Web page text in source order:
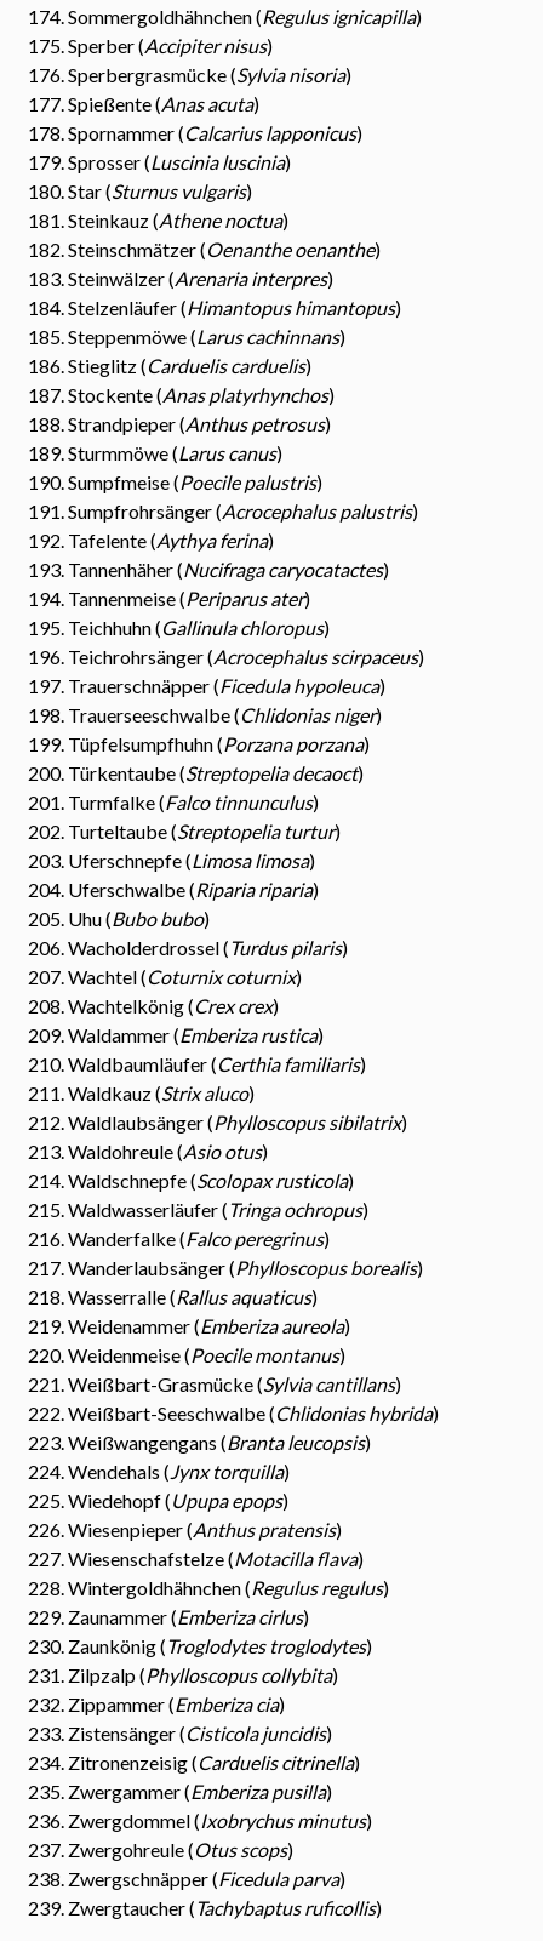
Sommergoldhähnchen (Regulus ignicapilla)
Sperber (Accipiter nisus)
Sperbergrasmücke (Sylvia nisoria)
Spießente (Anas acuta)
Spornammer (Calcarius lapponicus)
Sprosser (Luscinia luscinia)
Star (Sturnus vulgaris)
Steinkauz (Athene noctua)
Steinschmätzer (Oenanthe oenanthe)
Steinwälzer (Arenaria interpres)
Stelzenläufer (Himantopus himantopus)
Steppenmöwe (Larus cachinnans)
Stieglitz (Carduelis carduelis)
Stockente (Anas platyrhynchos)
Strandpieper (Anthus petrosus)
Sturmmöwe (Larus canus)
Sumpfmeise (Poecile palustris)
Sumpfrohrsänger (Acrocephalus palustris)
Tafelente (Aythya ferina)
Tannenhäher (Nucifraga caryocatactes)
Tannenmeise (Periparus ater)
Teichhuhn (Gallinula chloropus)
Teichrohrsänger (Acrocephalus scirpaceus)
Trauerschnäpper (Ficedula hypoleuca)
Trauerseeschwalbe (Chlidonias niger)
Tüpfelsumpfhuhn (Porzana porzana)
Türkentaube (Streptopelia decaoct)
Turmfalke (Falco tinnunculus)
Turteltaube (Streptopelia turtur)
Uferschnepfe (Limosa limosa)
Uferschwalbe (Riparia riparia)
Uhu (Bubo bubo)
Wacholderdrossel (Turdus pilaris)
Wachtel (Coturnix coturnix)
Wachtelkönig (Crex crex)
Waldammer (Emberiza rustica)
Waldbaumläufer (Certhia familiaris)
Waldkauz (Strix aluco)
Waldlaubsänger (Phylloscopus sibilatrix)
Waldohreule (Asio otus)
Waldschnepfe (Scolopax rusticola)
Waldwasserläufer (Tringa ochropus)
Wanderfalke (Falco peregrinus)
Wanderlaubsänger (Phylloscopus borealis)
Wasserralle (Rallus aquaticus)
Weidenammer (Emberiza aureola)
Weidenmeise (Poecile montanus)
Weißbart-Grasmücke (Sylvia cantillans)
Weißbart-Seeschwalbe (Chlidonias hybrida)
Weißwangengans (Branta leucopsis)
Wendehals ( Jynx torquilla)
Wiedehopf (Upupa epops)
Wiesenpieper (Anthus pratensis)
Wiesenschafstelze (Motacilla flava)
Wintergoldhähnchen (Regulus regulus)
Zaunammer (Emberiza cirlus)
Zaunkönig (Troglodytes troglodytes)
Zilpzalp (Phylloscopus collybita)
Zippammer (Emberiza cia)
Zistensänger (Cisticola juncidis)
Zitronenzeisig (Carduelis citrinella)
Zwergammer (Emberiza pusilla)
Zwergdommel (Ixobrychus minutus)
Zwergohreule (Otus scops)
Zwergschnäpper (Ficedula parva)
Zwergtaucher (Tachybaptus ruficollis)